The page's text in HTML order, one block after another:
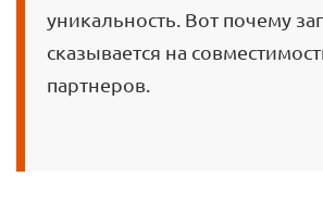
уникальность. Вот почему
сказывается на
партнеров.